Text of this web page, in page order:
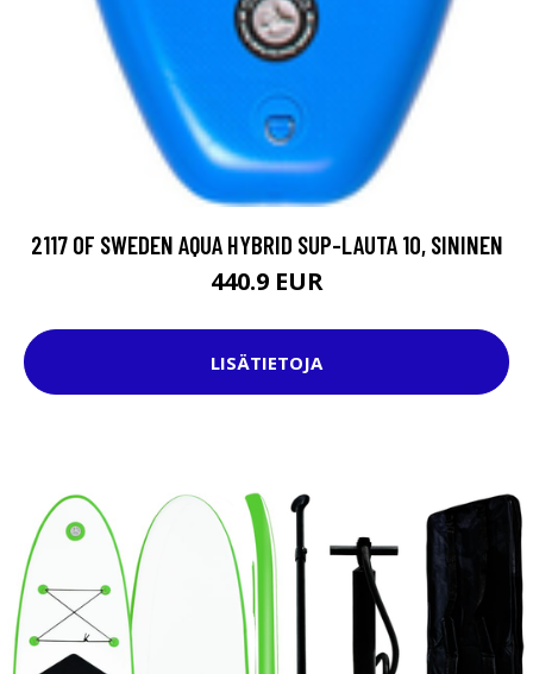
2117 OF SWEDEN AQUA HYBRID SUP-LAUTA 10, SININEN
440.9 EUR
LISÄTIETOJA